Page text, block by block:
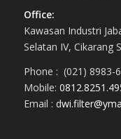
Office:
Kawasan Industri
Selatan IV, Cikarang
Phone : (021) 8983-
Mobile:
Email :